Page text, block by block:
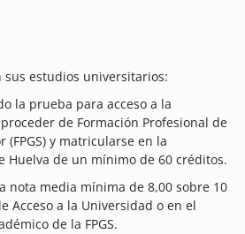
estudios universitarios:
la prueba para acceso a la
de Formación Profesional de
(FPGS) y matricularse en la
Huelva de un mínimo de 60 créditos.
nota media mínima de 8,00 sobre 10
Acceso a la Universidad o en el
de la FPGS.